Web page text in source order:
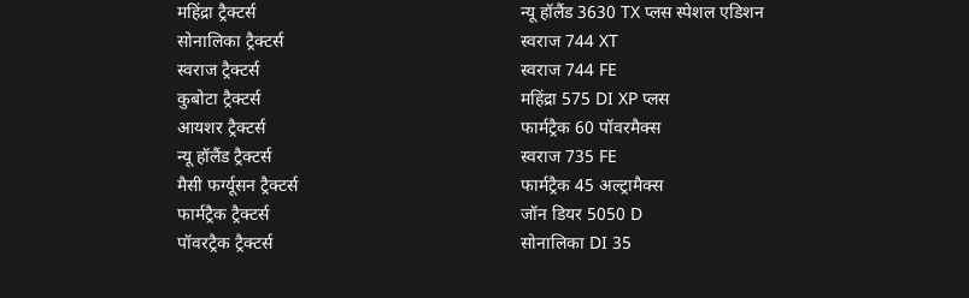
महिंद्रा ट्रैक्टर्स
सोनालिका ट्रैक्टर्स
स्वराज ट्रैक्टर्स
कुबोटा ट्रैक्टर्स
आयशर ट्रैक्टर्स
न्यू हॉलैंड ट्रैक्टर्स
मैसी फर्ग्यूसन ट्रैक्टर्स
फार्मट्रैक ट्रैक्टर्स
पॉवरट्रैक ट्रैक्टर्स
न्यू हॉलैंड 3630 TX प्लस स्पेशल एडिशन
स्वराज 744 XT
स्वराज 744 FE
महिंद्रा 575 DI XP प्लस
फार्मट्रैक 60 पॉवरमैक्स
स्वराज 735 FE
फार्मट्रैक 45 अल्ट्रामैक्स
जॉन डियर 5050 D
सोनालिका DI 35